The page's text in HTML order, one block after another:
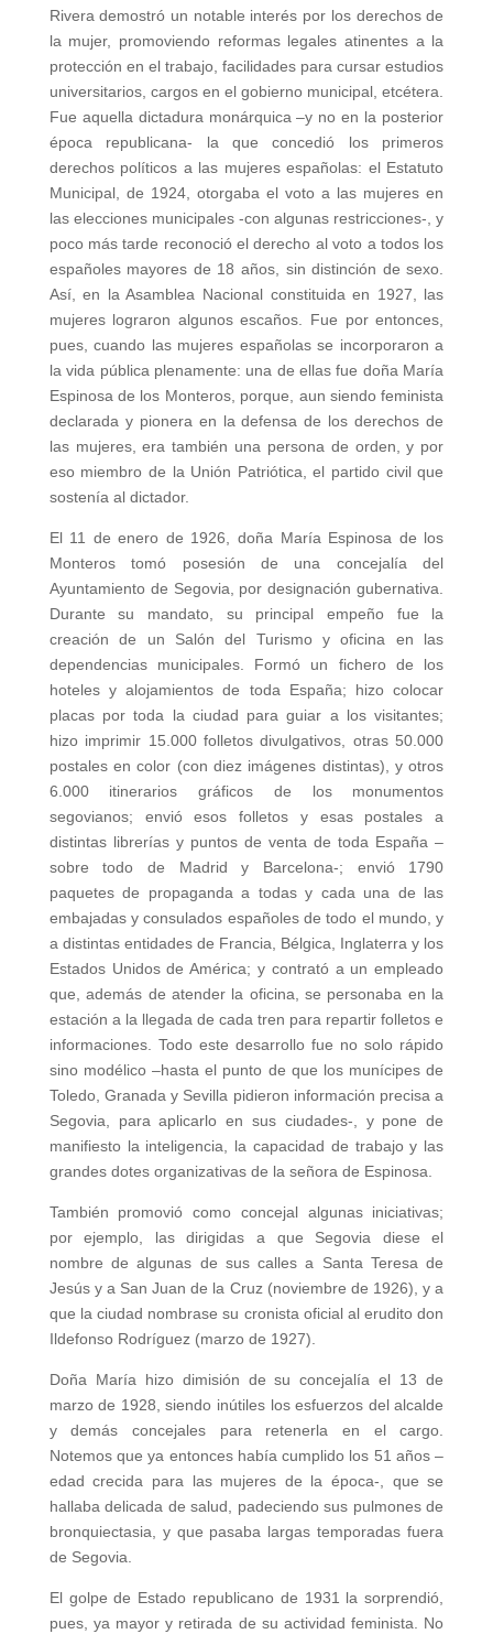
Rivera demostró un notable interés por los derechos de
la mujer, promoviendo reformas legales atinentes a la
protección en el trabajo, facilidades para cursar estudios
universitarios, cargos en el gobierno municipal, etcétera.
Fue aquella dictadura monárquica –y no en la posterior
época republicana- la que concedió los primeros
derechos políticos a las mujeres españolas: el Estatuto
Municipal, de 1924, otorgaba el voto a las mujeres en
las elecciones municipales -con algunas restricciones-, y
poco más tarde reconoció el derecho al voto a todos los
españoles mayores de 18 años, sin distinción de sexo.
Así, en la Asamblea Nacional constituida en 1927, las
mujeres lograron algunos escaños. Fue por entonces,
pues, cuando las mujeres españolas se incorporaron a
la vida pública plenamente: una de ellas fue doña María
Espinosa de los Monteros, porque, aun siendo feminista
declarada y pionera en la defensa de los derechos de
las mujeres, era también una persona de orden, y por
eso miembro de la Unión Patriótica, el partido civil que
sostenía al dictador.
El 11 de enero de 1926, doña María Espinosa de los
Monteros tomó posesión de una concejalía del
Ayuntamiento de Segovia, por designación gubernativa.
Durante su mandato, su principal empeño fue la
creación de un Salón del Turismo y oficina en las
dependencias municipales. Formó un fichero de los
hoteles y alojamientos de toda España; hizo colocar
placas por toda la ciudad para guiar a los visitantes;
hizo imprimir 15.000 folletos divulgativos, otras 50.000
postales en color (con diez imágenes distintas), y otros
6.000 itinerarios gráficos de los monumentos
segovianos; envió esos folletos y esas postales a
distintas librerías y puntos de venta de toda España –
sobre todo de Madrid y Barcelona-; envió 1790
paquetes de propaganda a todas y cada una de las
embajadas y consulados españoles de todo el mundo, y
a distintas entidades de Francia, Bélgica, Inglaterra y los
Estados Unidos de América; y contrató a un empleado
que, además de atender la oficina, se personaba en la
estación a la llegada de cada tren para repartir folletos e
informaciones. Todo este desarrollo fue no solo rápido
sino modélico –hasta el punto de que los munícipes de
Toledo, Granada y Sevilla pidieron información precisa a
Segovia, para aplicarlo en sus ciudades-, y pone de
manifiesto la inteligencia, la capacidad de trabajo y las
grandes dotes organizativas de la señora de Espinosa.
También promovió como concejal algunas iniciativas;
por ejemplo, las dirigidas a que Segovia diese el
nombre de algunas de sus calles a Santa Teresa de
Jesús y a San Juan de la Cruz (noviembre de 1926), y a
que la ciudad nombrase su cronista oficial al erudito don
Ildefonso Rodríguez (marzo de 1927).
Doña María hizo dimisión de su concejalía el 13 de
marzo de 1928, siendo inútiles los esfuerzos del alcalde
y demás concejales para retenerla en el cargo.
Notemos que ya entonces había cumplido los 51 años –
edad crecida para las mujeres de la época-, que se
hallaba delicada de salud, padeciendo sus pulmones de
bronquiectasia, y que pasaba largas temporadas fuera
de Segovia.
El golpe de Estado republicano de 1931 la sorprendió,
pues, ya mayor y retirada de su actividad feminista. No